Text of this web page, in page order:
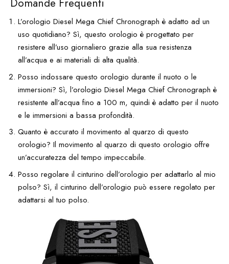
L’orologio Diesel Mega Chief Chronograph è adatto ad un
uso quotidiano? Sì, questo orologio è progettato per
resistere all’uso giornaliero grazie alla sua resistenza
all’acqua e ai materiali di alta qualità.
Posso indossare questo orologio durante il nuoto o le
immersioni? Sì, l’orologio Diesel Mega Chief Chronograph è
resistente all’acqua fino a 100 m, quindi è adatto per il nuoto
e le immersioni a bassa profondità.
Quanto è accurato il movimento al quarzo di questo
orologio? Il movimento al quarzo di questo orologio offre
un’accuratezza del tempo impeccabile.
Posso regolare il cinturino dell’orologio per adattarlo al mio
polso? Sì, il cinturino dell’orologio può essere regolato per
adattarsi al tuo polso.